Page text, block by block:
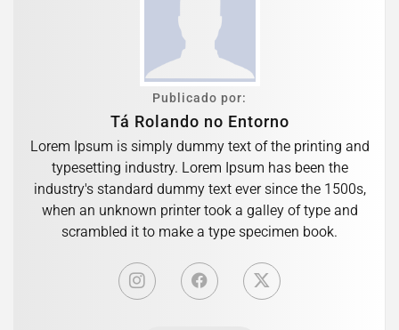
Publicado por:
Tá Rolando no Entorno
Lorem Ipsum is simply dummy text of the printing and
typesetting industry. Lorem Ipsum has been the
industry's standard dummy text ever since the 1500s,
when an unknown printer took a galley of type and
scrambled it to make a type specimen book.